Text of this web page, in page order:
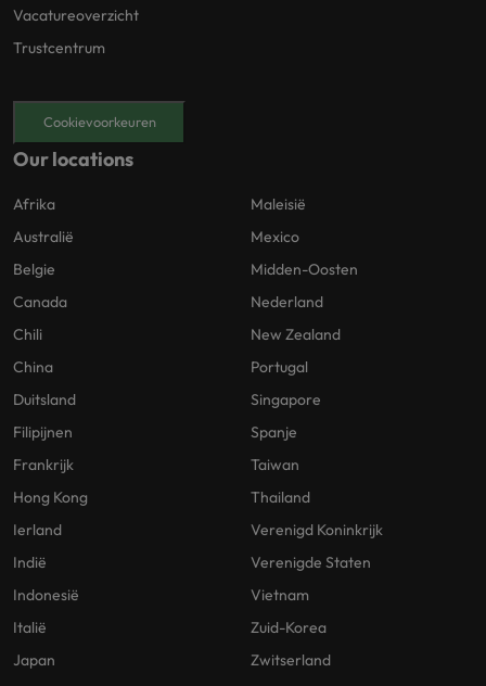
Vacatureoverzicht
Trustcentrum
Cookievoorkeuren
Our locations
Afrika
Australië
Belgie
Canada
Chili
China
Duitsland
Filipijnen
Frankrijk
Hong Kong
Ierland
Indië
Indonesië
Italië
Japan
Maleisië
Mexico
Midden-Oosten
Nederland
New Zealand
Portugal
Singapore
Spanje
Taiwan
Thailand
Verenigd Koninkrijk
Verenigde Staten
Vietnam
Zuid-Korea
Zwitserland